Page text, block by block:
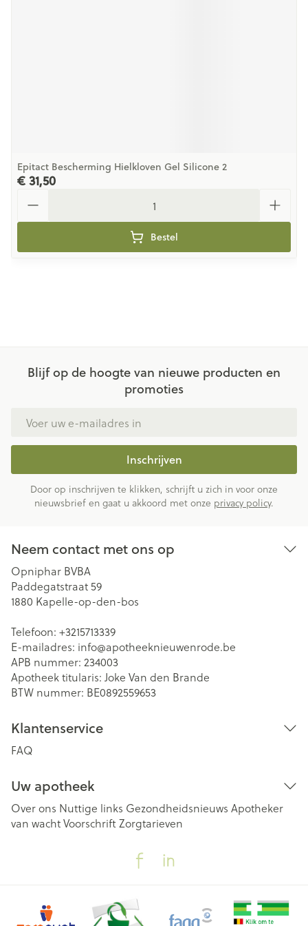
Epitact Bescherming Hielkloven Gel Silicone 2
€ 31,50
Bestel
Blijf op de hoogte van nieuwe producten en
promoties
Inschrijven
Door op inschrijven te klikken, schrijft u zich in voor onze
nieuwsbrief en gaat u akkoord met onze privacy policy.
Neem contact met ons op
Opniphar BVBA
Paddegatstraat 59
1880 Kapelle-op-den-bos
Telefoon: +3215713339
E-mailadres: info@apotheeknieuwenrode.be
APB nummer: 234003
Apotheek titularis: Joke Van den Brande
BTW nummer: BE0892559653
Klantenservice
FAQ
Uw apotheek
Over ons Nuttige links Gezondheidsnieuws Apotheker
van wachtVoorschriftZorgtarieven